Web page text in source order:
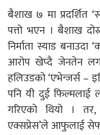
बैशाख ७ मा प्रदर्शित
पत्तो भएन । बैशाख
निर्माता स्याड
आरोप खेप्दै जेनतेन
हलिउडको ‘एभेन्जर्स –
पनि यी दुई फिल्मलाई
गरिएको थियो । तर,
एक्सप्रेस’ले आफुलाई सेफ